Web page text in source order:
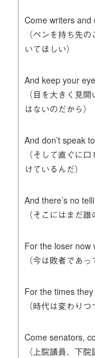
Come writers and
（ペンを持ち先
いてほしい）
And keep your
（目を大きく見
はないのだから）
And don’t speak
（そして直ぐに
けているんだ）
And there’s no
（そこにはまだ誰
For the loser now
（今は敗者であ
For the times
（時代は変わりつ
Come senators,
（上院議員、下